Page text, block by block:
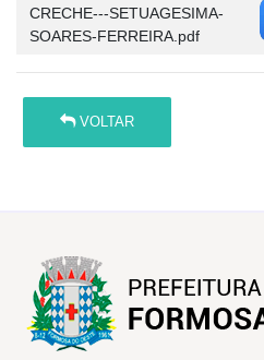
CRECHE---SETUAGESIMA-
SOARES-FERREIRA.pdf
VOLTAR